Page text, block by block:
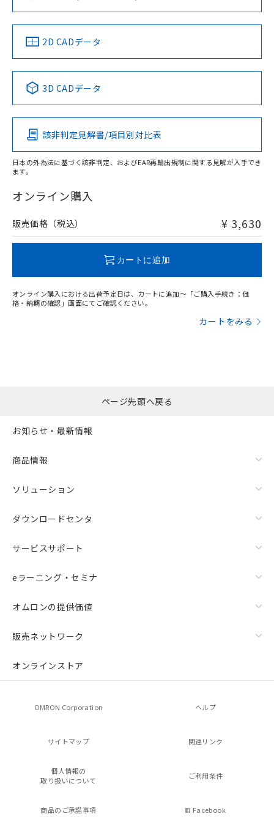
ソフトウェアの使用条件
中国 RoHS 注意事項・凡例
Pb Hg Cd Cr(VI)
O
在庫等で未対応品が混在する可能性があります。
問い合わせください。
2D CADデータ
3D CADデータ
該非判定見解書/項目別対比表
日本の外為法に基づく該非判定、およびEAR再輸出規制に関する見解が入手でき
ます。
オンライン購入
販売価格（税込） ¥ 3,630
カートに追加
オンライン購入における出荷予定日は、カートに追加～「ご購入手続き：価
格・納期の確認」画面にてご確認ください。
カートをみる
ページ先頭へ戻る
お知らせ・最新情報
商品情報
ソリューション
ダウンロードセンタ
サービスサポート
eラーニング・セミナ
オムロンの提供価値
販売ネットワーク
オンラインストア
OMRON Corporation ヘルプ
サイトマップ 関連リンク
個人情報の
取り扱いについて
ご利用条件
商品のご承諾事項 Facebook